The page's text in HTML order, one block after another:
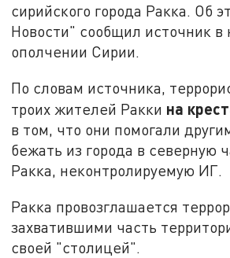
сирийского города Ракка. Об
Новости" сообщил источник в
ополчении Сирии.
По словам источника,
троих жителей Ракки на
в том, что они помогали
бежать из города в северную
Ракка, неконтролируемую ИГ.
Ракка провозглашается
захватившими часть
своей "столицей".